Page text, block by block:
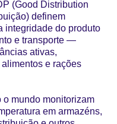
(Good Distribution
definem
integridade do produto
e transporte —
ativas,
e rações
mundo monitorizam
em armazéns,